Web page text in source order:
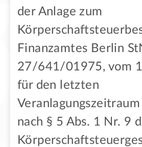
der Anlage zum
Finanzamtes Berlin
27/641/01975, vom
für den letzten
nach § 5 Abs. 1 Nr. 9